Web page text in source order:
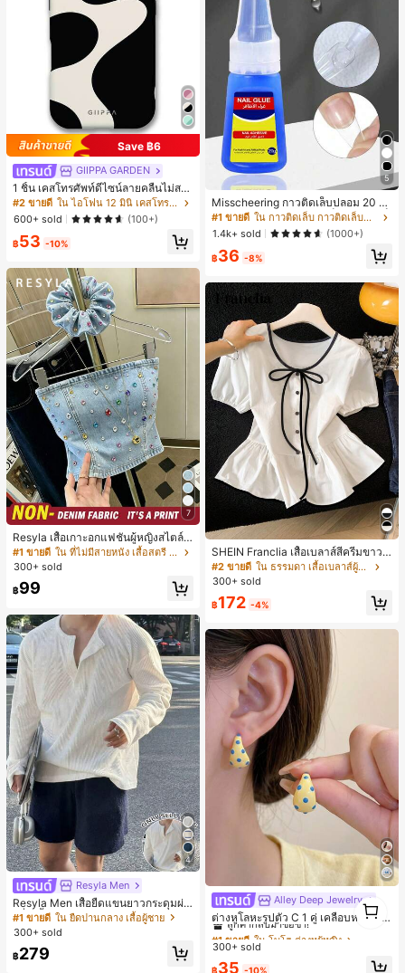
Save ฿6
GIIPPA GARDEN
1 ชิ้น เคสโทรศัพท์ดีไซน์ลายคลื่นไม่สม
มาตรสำหรับ Phone 17 Pro Max, เหม
าะสำหรับ Phone 16 Pro Max, 15 Pro
Max, 14 Pro Max, เคสโทรศัพท์สไตล์เ
กาหลีและน่าสนใจ, เข้ากันได้กับ 11/12/
13/14/15/16 Pro Max Plus, ดีไซน์หรู
ขวัญในอุดมคติสำหรับคริสต์มาส, วันว
าเลนไทน์, อีสเตอร์, ฤดูแต่งงานและวันเ
กิดสำหรับแฟนสาว
#2 ขายดี
ใน ไอโฟน 12 มินิ เคสโทรศัพท์แฟชั่น
600+ sold
(100+)
฿53 -10%
7
Resyla เสื้อเกาะอกแฟชั่นผู้หญิงสไตล์ซั
มเมอร์อเนกประสงค์ลายเดนิม แนะนำ
สำหรับงานหนัก ขายดี ตกแต่งเพชรสีสั
จำวัน
#1 ขายดี
ใน ที่ไม่มีสายหนัง เสื้อสตรี เสื้อเบลาส์ & Tee
300+ sold
฿99
4
Resyla Men
Resyla Men เสื้อยืดแขนยาวกระดุมผ่า
ครึ่งสีพื้นอเนกประสงค์ลำลองสำหรับผู้ช
าย
#1 ขายดี ใน ยืดปานกลาง เสื้อผู้ชาย
300+ sold
฿279
5
Misscheering กาวติดเล็บปลอม 20 กรั
ม แรงยึดสูง เจลสติกเกอร์เล็บนุ่ม แห้งเร็
ว เหมาะสำหรับผู้เริ่มต้นทำเล็บ ติดทนน
าน
#1 ขายดี
ใน กาวติดเล็บ กาวติดเล็บและสารยึดติด
1.4k+ sold
(1000+)
฿36 -8%
SHEIN Franclia เสื้อเบลาส์สีครีมขาวนุ่
มนวล เอวรูด, แต่งขอบตัดกัน + โบว์ผูก,
แขนพอง จับคู่กับกระโปรงชายระบาย,
กวัน
#2 ขายดี
ใน ธรรมดา เสื้อเบลาส์ผู้หญิง
300+ sold
฿172 -4%
Alley Deep Jewelry
ต่างหูโลหะรูปตัว C 1 คู่ เคลือบหยดสีเห
ลือง ลายจุดสีน้ำเงิน สไตล์ยุโรปและอเม
ริกัน แฟชั่นส่วนตัว หวานและสง่างาม
ดินทาง งานแต่งงาน ปาร์ตี้ วันเกิด ของ
#1 ขายดี ใน โบโฮ ต่างหูผู้หญิง
ลูกค้ากลับมาซื้อซ้ำ!
เกือบหมดแล้ว!
#1 ขายดี ใน โบโฮ ต่างหูผู้หญิง
ลูกค้ากลับมาซื้อซ้ำ!
เกือบหมดแล้ว!
#1 ขายดี ใน โบโฮ ต่างหูผู้หญิง
ลูกค้ากลับมาซื้อซ้ำ!
เกือบหมดแล้ว!
#1 ขายดี ใน โบโฮ ต่างหูผู้หญิง
300+ sold
฿35 -10%